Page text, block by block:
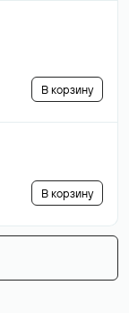
В корзину
В корзину